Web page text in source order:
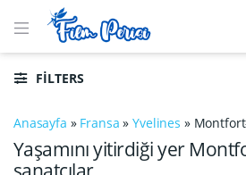
FILTERS
Anasayfa » Fransa »Yvelines »
Yaşamını yitirdiği yer